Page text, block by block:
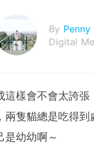
By Penny
Digital
這樣會不會太誇
兩隻貓總是吃得
是幼幼啊～